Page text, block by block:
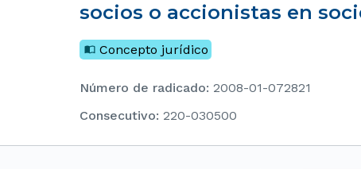
socios o accionistas en
Concepto jurídico
Número de radicado: 2008-01-072821
consecutivo: 220-030500